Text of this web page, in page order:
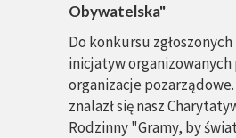
Obywatelska"
Do konkursu zgłoszonych
inicjatyw organizowanych
organizacje
znalazł się nasz
Rodzinny "Gramy, by